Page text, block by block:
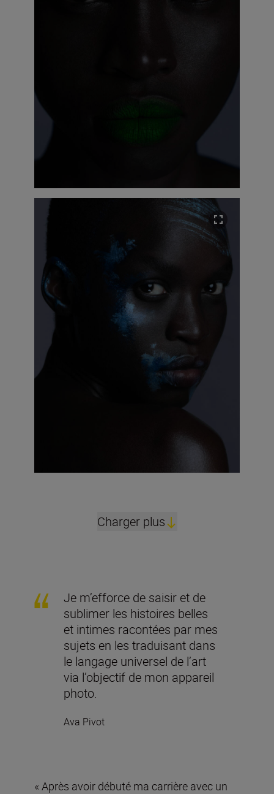
Charger plus
Je m’efforce de saisir et de
sublimer les histoires belles
et intimes racontées par mes
sujets en les traduisant dans
le langage universel de l’art
via l’objectif de mon appareil
photo.
Ava Pivot
« Après avoir débuté ma carrière avec un